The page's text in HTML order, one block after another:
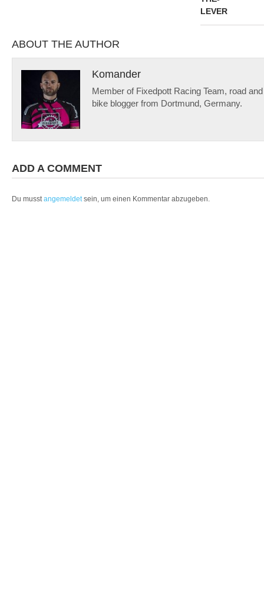
ABOUT THE AUTHOR
Komander
Member of Fixedpott Racing Team, road
bike blogger from Dortmund, Germany.
ADD A COMMENT
Du musstangemeldetsein, um einen Kommentar abzugeben.